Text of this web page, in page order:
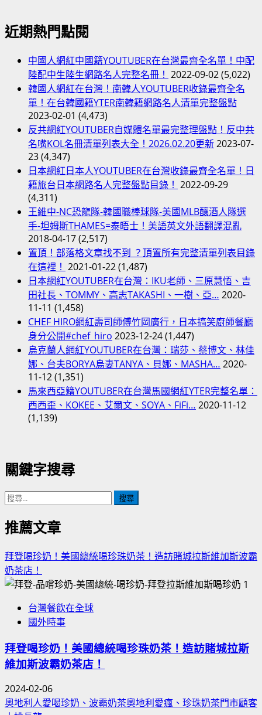
近期熱門點閱
中國人網紅中國籍YOUTUBER在台灣最齊全名單！中配
陸配中生陸生網路名人完整名冊！ 2022-09-02(5,022)
韓國人網紅在台灣！南韓人YOUTUBER收錄最齊全名
單！在台韓國籍YTER南韓籍網路名人清單完整盤點
2023-02-01 (4,473)
反共網紅YOUTUBER自媒體名單最完整理盤點！反中共
名嘴KOL名冊清單列表大全！2026.02.20更新2023-07-
23(4,347)
日本網紅日本人YOUTUBER在台灣收錄最齊全名單！日
籍旅台日本網路名人完整盤點目錄！ 2022-09-29
(4,311)
王維中-NC恐龍隊-韓國職棒球隊-美國MLB釀酒人隊選
手-坦姆斯THAMES=泰晤士！美語英文外語翻譯混亂
2018-04-17(2,517)
置頂！部落格文章找不到 ？頂置所有完整清單列表目錄
在這裡！ 2021-01-22(1,487)
日本網紅YOUTUBER在台灣：IKU老師、三原慧悟、吉
田社長、TOMMY、高志TAKASHI、一樹、亞… 2020-
11-11 (1,458)
CHEF HIRO網紅壽司師傅竹岡廣行，日本搞笑廚師餐廳
身分公開#chef_hiro 2023-12-24(1,447)
烏克蘭人網紅YOUTUBER在台灣：瑞莎、蔡博文、林佳
娜、台夫BORYA烏妻TANYA、貝娜、MASHA… 2020-
11-12(1,351)
馬來西亞籍YOUTUBER在台灣馬國網紅YTER完整名單：
西西歪、KOKEE、艾爾文、SOYA、FiFi… 2020-11-12
(1,139)
關鍵字搜尋
搜
關
字:
推薦文章
拜登喝珍奶！美國總統喝珍珠奶茶！造訪賭城拉斯維加斯波霸
奶茶店！
1
台灣餐飲在全球
國外時事
拜登喝珍奶！美國總統喝珍珠奶茶！造訪賭城拉斯
維加斯波霸奶茶店！
2024-02-06
奧地利人愛喝珍奶、波霸奶茶奧地利愛瘋、珍珠奶茶門市顧客